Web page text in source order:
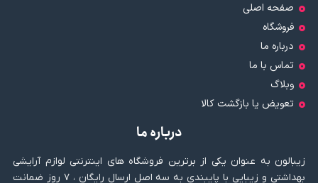
صفحه اصلی
فروشگاه
درباره ما
تماس با ما
وبلاگ
تعویض یا بازگشت کالا
درباره ما
زیبالون به عنوان یکی از برترین فروشگاه های اینترنتی لوازم آرایشی
بهداشتی و زیبایی با پایبندی به سه اصل ارسال رایگان ، ۷ روز ضمانت